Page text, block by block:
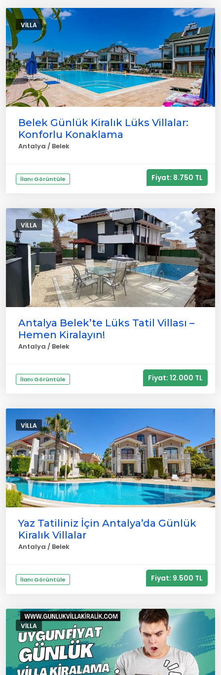
VILLA
Belek Günlük Kiralık Lüks Villalar:
Konforlu Konaklama
Antalya / Belek
İlanı Görüntüle Fiyat: 8.750 TL
VILLA
Antalya Belek’te Lüks Tatil Villası –
Hemen Kiralayın!
Antalya / Belek
İlanı Görüntüle Fiyat: 12.000 TL
VILLA
Yaz Tatiliniz İçin Antalya’da Günlük
Kiralık Villalar
Antalya / Belek
İlanı Görüntüle Fiyat: 9.500 TL
VILLA